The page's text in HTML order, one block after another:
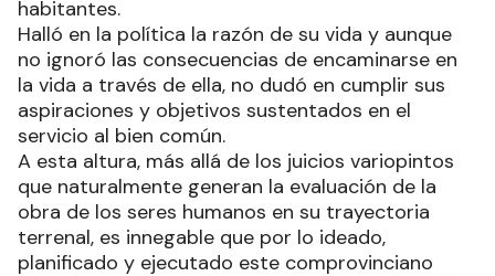
habitantes.
Halló en la política la razón de su vida y aunque
no ignoró las consecuencias de encaminarse en
la vida a través de ella, no dudó en cumplir sus
aspiraciones y objetivos sustentados en el
servicio al bien común.
A esta altura, más allá de los juicios variopintos
que naturalmente generan la evaluación de la
obra de los seres humanos en su trayectoria
terrenal, es innegable que por lo ideado,
planificado y ejecutado este comprovinciano